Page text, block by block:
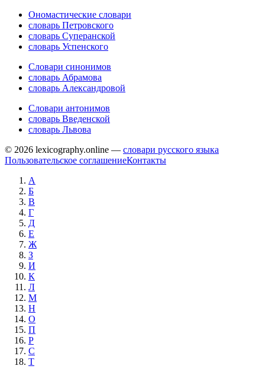
Ономастические словари
словарь Петровского
словарь Суперанской
словарь Успенского
Словари синонимов
словарь Абрамова
словарь Александровой
Словари антонимов
словарь Введенской
словарь Львова
© 2026 lexicography.online — словари русского языка
Пользовательское соглашениеКонтакты
А
Б
В
Г
Д
Е
Ж
З
И
К
Л
М
Н
О
П
Р
С
Т